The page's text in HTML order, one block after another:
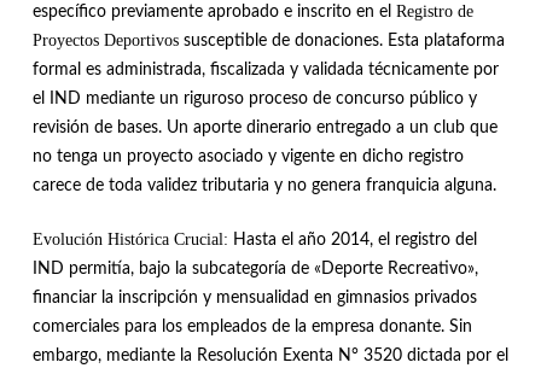
específico previamente aprobado e inscrito en el Registro de
Proyectos Deportivossusceptible de donaciones. Esta plataforma
formal es administrada, fiscalizada y validada técnicamente por
el IND mediante un riguroso proceso de concurso público y
revisión de bases. Un aporte dinerario entregado a un club que
no tenga un proyecto asociado y vigente en dicho registro
carece de toda validez tributaria y no genera franquicia alguna.
Evolución Histórica Crucial: Hasta el año 2014, el registro del
IND permitía, bajo la subcategoría de «Deporte Recreativo»,
financiar la inscripción y mensualidad en gimnasios privados
comerciales para los empleados de la empresa donante. Sin
embargo, mediante la Resolución Exenta N° 3520 dictada por el